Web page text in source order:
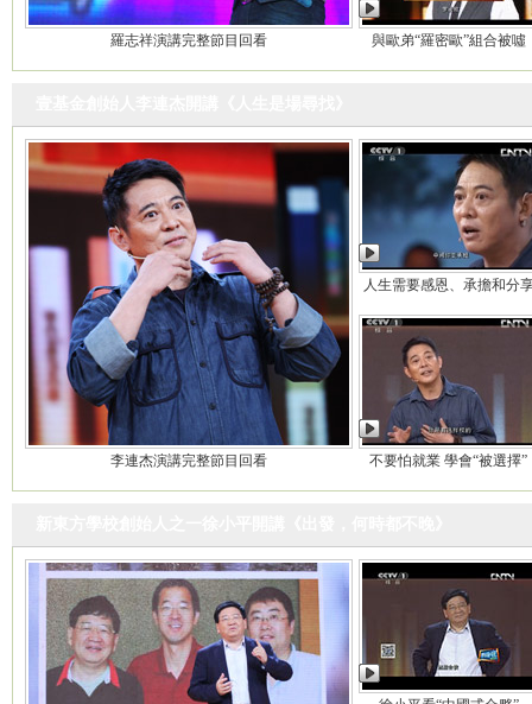
羅志祥演講完整節目回看 與歐弟“羅密歐”組合被噓
李連杰演講完整節目回看
人生需要感恩、承擔和分
不要怕就業 學會“被選擇”